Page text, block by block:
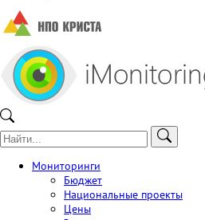
Мониторинги
Бюджет
Национальные проекты
Цены